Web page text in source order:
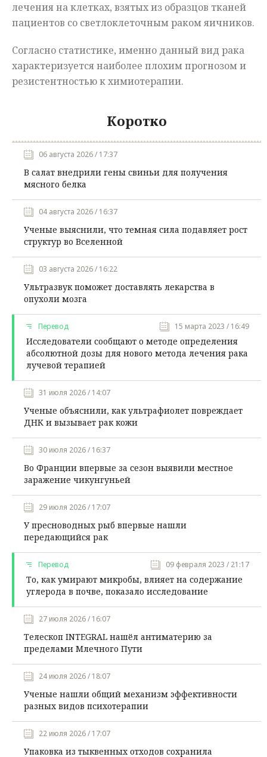
лечения на клетках, взятых из образцов тканей
пациентов со светлоклеточным раком яичников.
Согласно статистике, именно данный вид рака
характеризуется наиболее плохим прогнозом и
резистентностью к химиотерапии.
Коротко
06 августа 2026 / 17:37
В салат внедрили гены свиньи для получения
мясного белка
04 августа 2026 / 16:37
Ученые выяснили, что темная сила подавляет рост
структур во Вселенной
03 августа 2026 / 16:22
Ультразвук поможет доставлять лекарства в
опухоли мозга
Перевод 15 марта 2023 / 16:49
Исследователи сообщают о методе определения
абсолютной дозы для нового метода лечения рака
лучевой терапией
31 июля 2026 / 14:07
Ученые объяснили, как ультрафиолет повреждает
ДНК и вызывает рак кожи
30 июля 2026 / 16:37
Во Франции впервые за сезон выявили местное
заражение чикунгуньей
29 июля 2026 / 17:07
У пресноводных рыб впервые нашли
передающийся рак
Перевод 09 февраля 2023 / 21:17
То, как умирают микробы, влияет на содержание
углерода в почве, показало исследование
27 июля 2026 / 16:07
Телескоп INTEGRAL нашёл антиматерию за
пределами Млечного Пути
24 июля 2026 / 18:07
Ученые нашли общий механизм эффективности
разных видов психотерапии
22 июля 2026 / 17:07
Упаковка из тыквенных отходов сохранила